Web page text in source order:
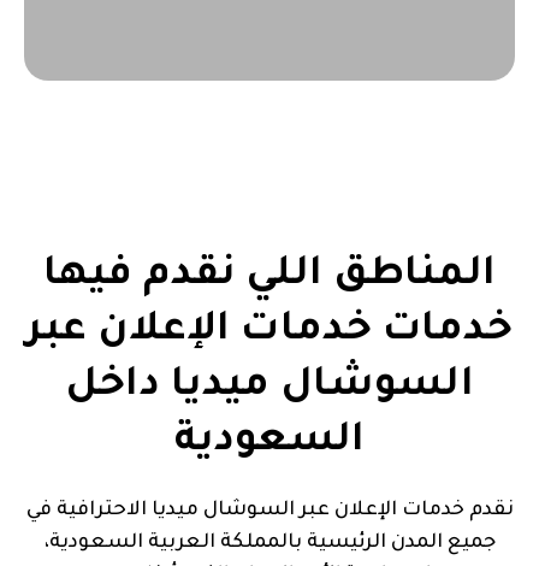
المناطق اللي نقدم فيها
خدمات خدمات الإعلان عبر
السوشال ميديا داخل
السعودية
نقدم خدمات الإعلان عبر السوشال ميديا الاحترافية في
جميع المدن الرئيسية بالمملكة العربية السعودية،